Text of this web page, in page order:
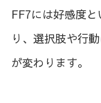
FF7には好感度
り、選択肢や行
が変わります。